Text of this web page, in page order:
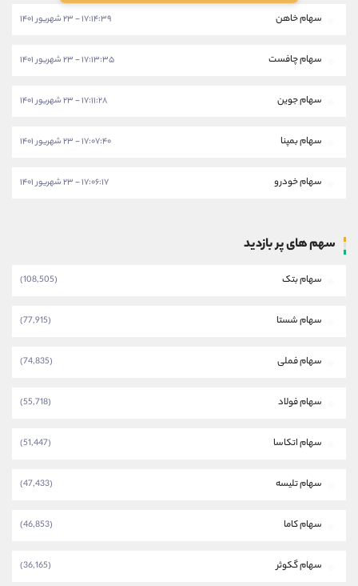
سهام خاهن ۱۷:۱۴:۳۹ - ۲۳ شهریور ۱۴۰۱
سهام چافست ۱۷:۱۳:۳۵ - ۲۳ شهریور ۱۴۰۱
سهام جوین ۱۷:۱۱:۲۸ - ۲۳ شهریور ۱۴۰۱
سهام بمپنا ۱۷:۰۷:۴۰ - ۲۳ شهریور ۱۴۰۱
سهام خودرو ۱۷:۰۶:۱۷ - ۲۳ شهریور ۱۴۰۱
سهم های پر بازدید
سهام بتک (108,505)
سهام شستا (77,915)
سهام فملی (74,835)
سهام فولاد (55,718)
سهام اتکاسا (51,447)
سهام تلیسه (47,433)
سهام کاما (46,853)
سهام گکوثر (36,165)